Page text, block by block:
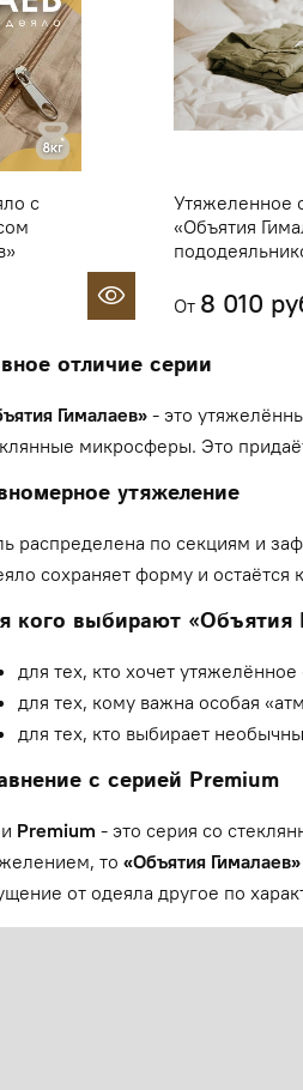
с
Утяжеленное
«Объятия
От 8 010
отличие серии
Гималаев»- это
микросферы. Это
утяжеление
распределена по секциям и
сохраняет форму и
кого выбирают «Объятия
для тех, кто хочет
для тех, кому важна особая
для тех, кто выбирает
с серией Premium
Premium - это серия со
то «Объятия Гималаев»
от одеяла другое по